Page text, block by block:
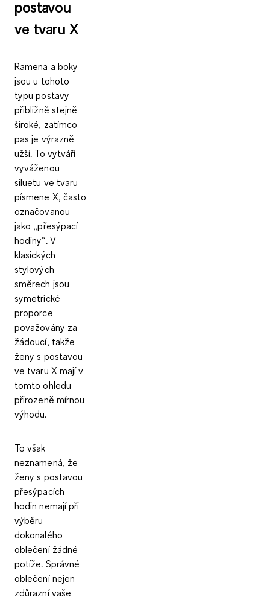
postavou
ve tvaru X
Ramena a boky
jsou u tohoto
typu postavy
přibližně stejně
široké, zatímco
pas je výrazně
užší. To vytváří
vyváženou
siluetu ve tvaru
písmene X, často
označovanou
jako „přesýpací
hodiny“. V
klasických
stylových
směrech jsou
symetrické
proporce
považovány za
žádoucí, takže
ženy s postavou
ve tvaru X mají v
tomto ohledu
přirozeně mírnou
výhodu.
To však
neznamená, že
ženy s postavou
přesýpacích
hodin nemají při
výběru
dokonalého
oblečení žádné
potíže. Správné
oblečení nejen
zdůrazní vaše